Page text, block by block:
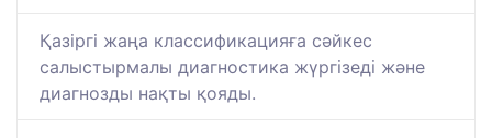
Қазіргі жаңа классификацияға сәйкес
салыстырмалы диагностика жүргізеді және
диагнозды нақты қояды.